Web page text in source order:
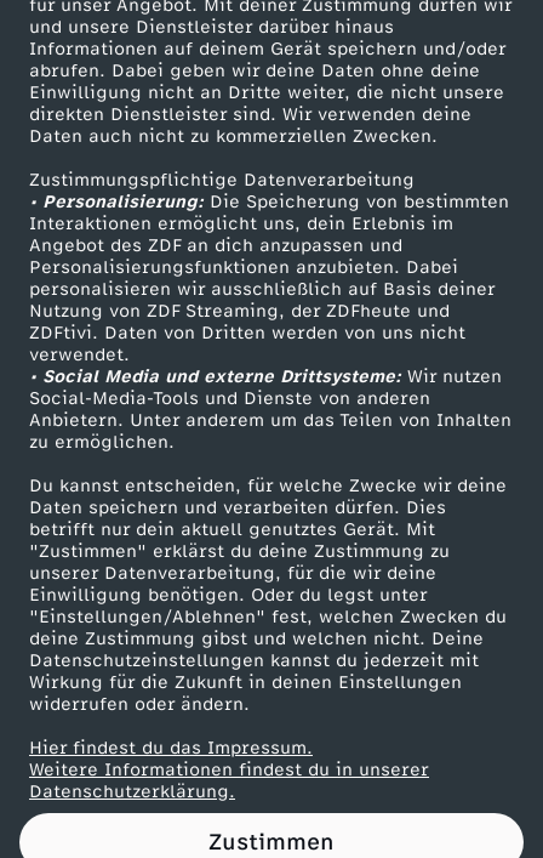
für unser Angebot. Mit deiner Zustimmung dürfen wir
und unsere Dienstleister darüber hinaus
Informationen auf deinem Gerät speichern und/oder
abrufen. Dabei geben wir deine Daten ohne deine
Einwilligung nicht an Dritte weiter, die nicht unsere
direkten Dienstleister sind. Wir verwenden deine
Daten auch nicht zu kommerziellen Zwecken.
Zustimmungspflichtige Datenverarbeitung
• Personalisierung:Die Speicherung von bestimmten
Interaktionen ermöglicht uns, dein Erlebnis im
Angebot des ZDF an dich anzupassen und
Personalisierungsfunktionen anzubieten. Dabei
personalisieren wir ausschließlich auf Basis deiner
Nutzung von ZDF Streaming, der ZDFheute und
ZDFtivi. Daten von Dritten werden von uns nicht
verwendet.
• Social Media und externe Drittsysteme:Wir nutzen
Social-Media-Tools und Dienste von anderen
Anbietern. Unter anderem um das Teilen von Inhalten
zu ermöglichen.
Du kannst entscheiden, für welche Zwecke wir deine
Daten speichern und verarbeiten dürfen. Dies
betrifft nur dein aktuell genutztes Gerät. Mit
"Zustimmen" erklärst du deine Zustimmung zu
unserer Datenverarbeitung, für die wir deine
Einwilligung benötigen. Oder du legst unter
"Einstellungen/Ablehnen" fest, welchen Zwecken du
deine Zustimmung gibst und welchen nicht. Deine
Datenschutzeinstellungen kannst du jederzeit mit
Wirkung für die Zukunft in deinen Einstellungen
widerrufen oder ändern.
Hier findest du das Impressum.
Weitere Informationen findest du in unserer
Datenschutzerklärung.
Zustimmen
h
a
n
n
e
s
B
o
i
e
u
.
a
.
Mehr ZDF
ZDF-Apps
Smart TV
ZDFtext
Livestreams
Sendungen A-Z
TV-Programm
Service
ZDFmitreden
Kontakt zum ZDF
Tickets
Zuschauerservice
Hilfe
ZDF Unternehmen
Karriere
ZDF goes Schule
Werbefernsehen
Mainzelmännchen
Partner